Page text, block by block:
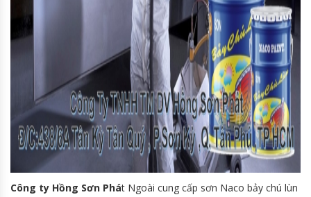
Công ty Hồng Sơn Phát Ngoài cung cấp sơn Naco bảy chú lùn